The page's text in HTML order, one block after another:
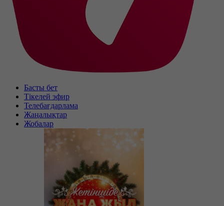
Басты бет
Тікелей эфир
Телебағдарлама
Жаңалықтар
Жобалар